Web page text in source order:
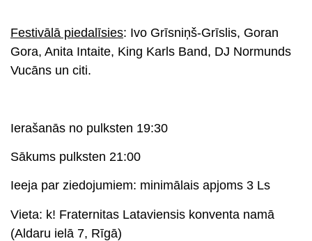
Festivālā piedalīsies: Ivo Grīsniņš-Grīslis, Goran
Gora, Anita Intaite, King Karls Band, DJ Normunds
Vucāns un citi.
Ierašanās no pulksten 19:30
Sākums pulksten 21:00
Ieeja par ziedojumiem: minimālais apjoms 3 Ls
Vieta: k! Fraternitas Lataviensis konventa namā
(Aldaru ielā 7, Rīgā)